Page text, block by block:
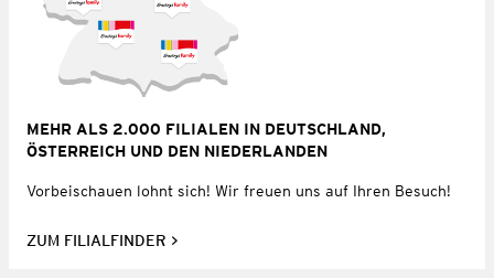
MEHR ALS 2.000 FILIALEN IN DEUTSCHLAND,
ÖSTERREICH UND DEN NIEDERLANDEN
Vorbeischauen lohnt sich! Wir freuen uns auf Ihren Besuch!
ZUM FILIALFINDER